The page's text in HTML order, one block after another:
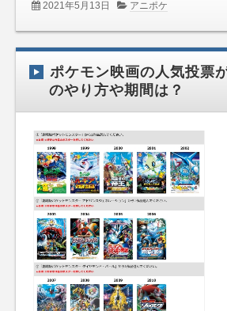
2021年5月13日 アニポケ
ポケモン映画の人気投票
のやり方や期間は？